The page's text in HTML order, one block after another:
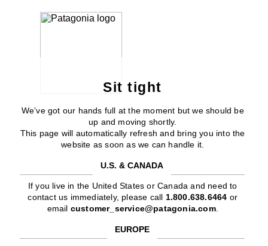
Sit tight
We’ve got our hands full at the moment but we should be
up and moving shortly.
This page will automatically refresh and bring you into the
website as soon as we can handle it.
U.S. & CANADA
If you live in the United States or Canada and need to
contact us immediately, please call 1.800.638.6464 or
email customer_service@patagonia.com.
EUROPE